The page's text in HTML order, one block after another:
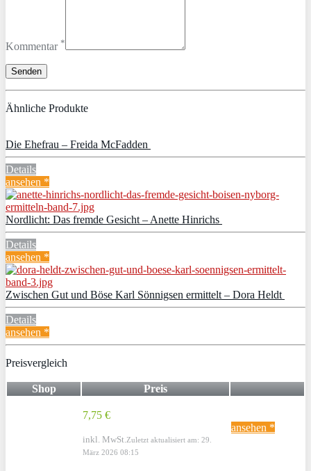
Kommentar *
Ähnliche Produkte
Die Ehefrau – Freida McFadden
Details
ansehen *
Nordlicht: Das fremde Gesicht – Anette Hinrichs
Details
ansehen *
Zwischen Gut und Böse Karl Sönnigsen ermittelt – Dora Heldt
Details
ansehen *
Preisvergleich
Shop Preis
7,75 €
inkl. MwSt. Zuletzt aktualisiert am: 29.
März 2026 08:15
ansehen *